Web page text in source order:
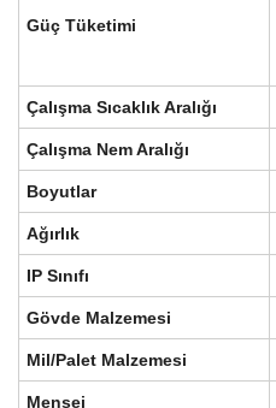
Güç Tüketimi
Çalışma Sıcaklık Aralığı
Çalışma Nem Aralığı
Boyutlar
Ağırlık
IP Sınıfı
Gövde Malzemesi
Mil/Palet Malzemesi
Menşei